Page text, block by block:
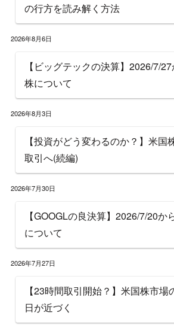
の行方を読み解く方法
2026年8月6日
【ビッグテックの決算】2026/7/
株について
2026年8月3日
【投資がどう変わるのか？】米国
取引へ(続編)
2026年7月30日
【GOOGLの良決算】2026/7/20か
について
2026年7月27日
【23時間取引開始？】米国株市場
日が近づく